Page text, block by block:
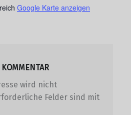
Google Karte anzeigen
wird nicht
Felder sind mit